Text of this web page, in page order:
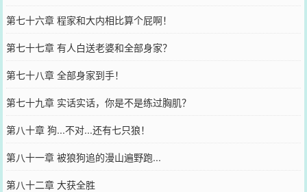
第七十六章 程家和大内相比算个屁啊！
第七十七章 有人白送老婆和全部身家？
第七十八章 全部身家到手！
第七十九章 实话实话，你是不是练过胸肌？
第八十章 狗...不对...还有七只狼！
第八十一章 被狼狗追的漫山遍野跑...
第八十二章 大获全胜